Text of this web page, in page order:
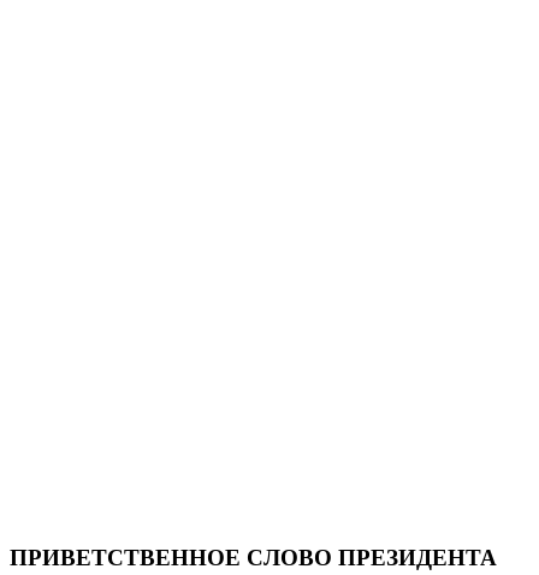
ПРИВЕТСТВЕННОЕ СЛОВО ПРЕЗИДЕНТА